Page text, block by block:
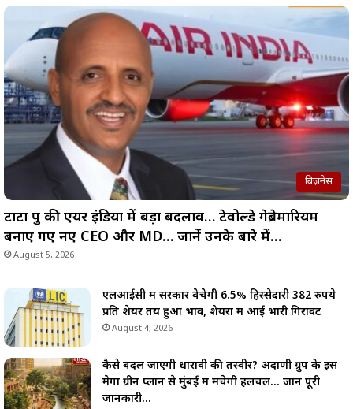
बिज़नेस
टाटा ग्रुप की एयर इंडिया में बड़ा बदलाव… टेवोल्डे गेब्रेमारियम
बनाए गए नए CEO और MD… जानें उनके बारे में…
August 5, 2026
एलआईसी में सरकार बेचेगी 6.5% हिस्सेदारी 382 रुपये
प्रति शेयर तय हुआ भाव, शेयरों में आई भारी गिरावट
August 4, 2026
कैसे बदल जाएगी धारावी की तस्वीर? अदाणी ग्रुप के इस
मेगा ग्रीन प्लान से मुंबई में मचेगी हलचल… जानें पूरी
जानकारी…